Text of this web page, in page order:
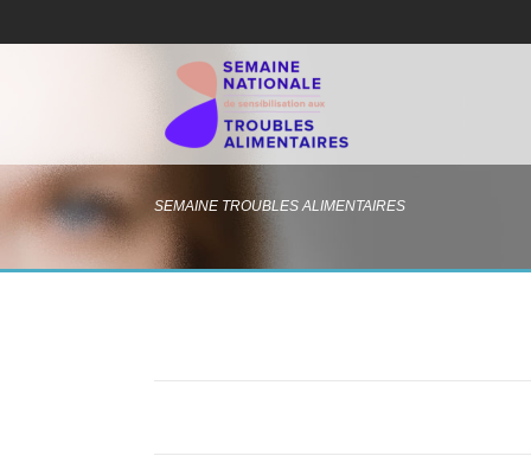
SEMAINE TROUBLES ALIMENTAIRES